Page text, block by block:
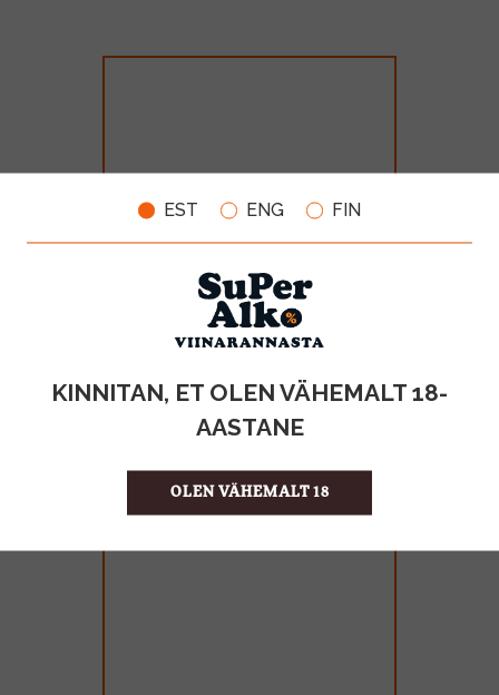
EST ENG FIN
KINNITAN, ET OLEN VÄHEMALT 18-
AASTANE
OLEN VÄHEMALT 18
Bonaparte Cognac 40% 70cl
0.7l
Cognac